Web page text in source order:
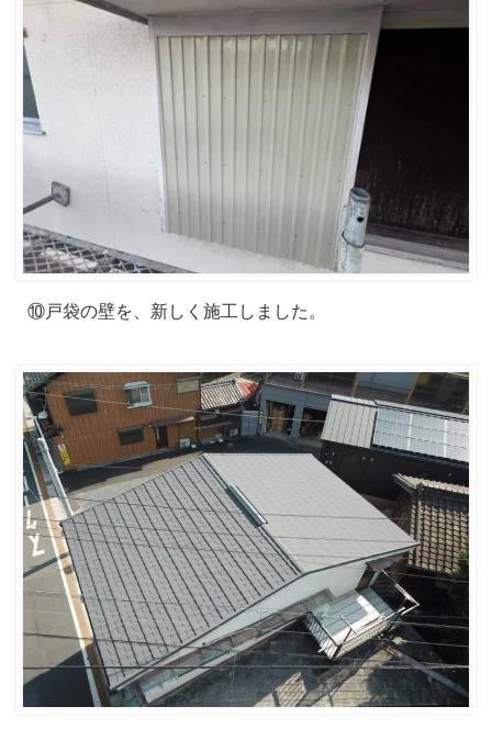
⑩戸袋の壁を、新しく施工しました。